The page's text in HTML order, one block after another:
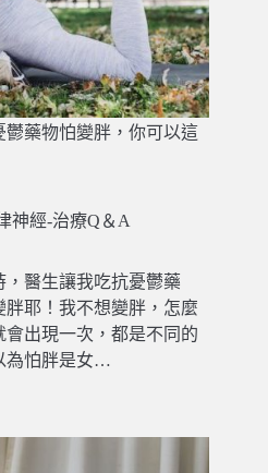
藥物怕變胖，你可以這
神經-治療Q＆A
，醫生讓我吃抗憂鬱藥
耶！我不想變胖，怎麼
出現一次，都是不同的
為怕胖是女…